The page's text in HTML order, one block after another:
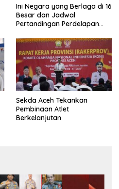
Ini Negara yang Berlaga di 16
Besar dan Jadwal
Pertandingan Perdelapan
Sekda Aceh Tekankan
Pembinaan Atlet
Berkelanjutan